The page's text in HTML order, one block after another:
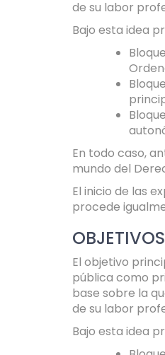
de su labor
Bajo esta idea
En todo caso,
mundo del
El inicio de las
procede
OBJETIVOS
El objetivo
pública como
base sobre la
de su labor
Bajo esta idea